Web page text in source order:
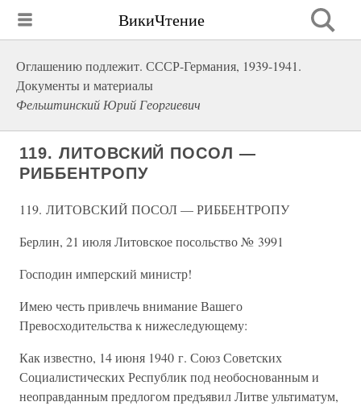
ВикиЧтение
Оглашению подлежит. СССР-Германия, 1939-1941.
Документы и материалы
Фельштинский Юрий Георгиевич
119. ЛИТОВСКИЙ ПОСОЛ —
РИББЕНТРОПУ
119. ЛИТОВСКИЙ ПОСОЛ — РИББЕНТРОПУ
Берлин, 21 июля Литовское посольство № 3991
Господин имперский министр!
Имею честь привлечь внимание Вашего
Превосходительства к нижеследующему:
Как известно, 14 июня 1940 г. Союз Советских
Социалистических Республик под необоснованным и
неоправданным предлогом предъявил Литве ультиматум,